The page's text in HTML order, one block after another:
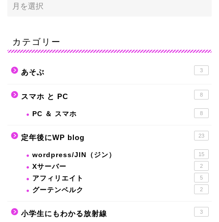
カテゴリー
あそぶ 3
スマホ と PC 8
PC ＆ スマホ 8
定年後にWP blog 23
wordpress/JIN（ジン） 15
Xサーバー 2
アフィリエイト 5
グーテンベルク 2
小学生にもわかる放射線 3